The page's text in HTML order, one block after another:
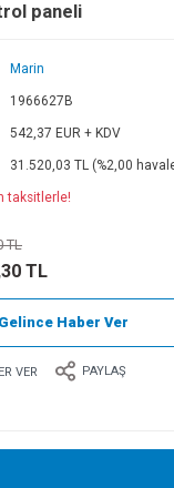
paneli
Marin
1966627B
542,37 EUR + KDV
31.520,03 TL (%2,00
taksitlerle!
TL
TL
Gelince Haber Ver
VER PAYLAŞ